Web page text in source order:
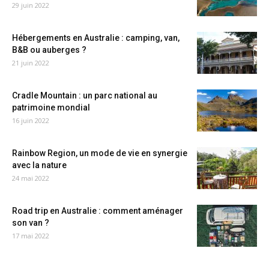
29 juin 2022
Hébergements en Australie : camping, van,
B&B ou auberges ?
21 juin 2022
Cradle Mountain : un parc national au
patrimoine mondial
16 juin 2022
Rainbow Region, un mode de vie en synergie
avec la nature
24 mai 2022
Road trip en Australie : comment aménager
son van ?
17 mai 2022